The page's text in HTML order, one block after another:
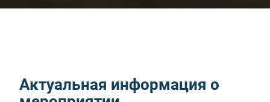
Актуальная информация о